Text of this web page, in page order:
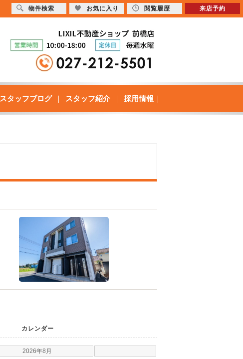
スタッフブログ スタッフ紹介 採用情報
カレンダー
2026年8月
物件検索 お気に入り 閲覧履歴 来店予約